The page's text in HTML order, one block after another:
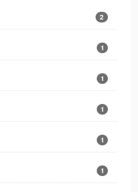
2
1
1
1
1
1